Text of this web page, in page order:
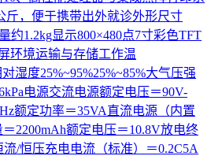
斤，便于携带出外就诊外形尺寸
约1.2kg显示800×480点7寸彩色TFT
环境运输与存储工作温
度25%~95%25%~85%大气压强
电源交流电源额定电压＝90V-
额定功率＝35VA直流电源（内置
2200mAh额定电压＝10.8V放电终
/恒压充电电流（标准）＝0.2C5A